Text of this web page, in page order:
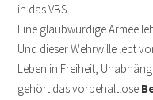
in das VBS.
Eine glaubwürdige Armee
Und dieser Wehrwille lebt
Leben in Freiheit,
gehört das vorbehaltlose